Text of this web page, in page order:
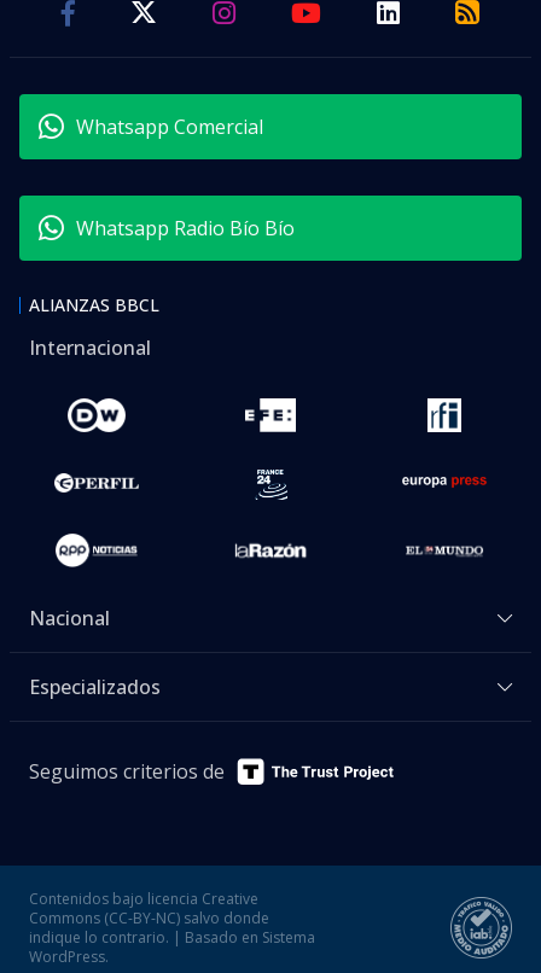
Whatsapp Comercial
Whatsapp Radio Bío Bío
ALIANZAS BBCL
Internacional
Nacional
Especializados
Seguimos criterios de
Contenidos bajo licencia Creative
Commons (CC-BY-NC) salvo donde
indique lo contrario. | Basado en Sistema
WordPress.